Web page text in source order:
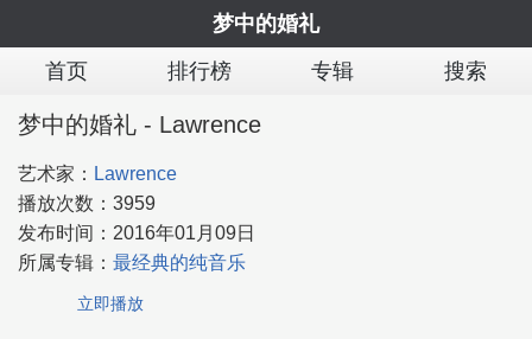
梦中的婚礼
首页
排行榜 专辑 搜索
梦中的婚礼 - Lawrence
艺术家： Lawrence
播放次数： 3959
发布时间： 2016年01月09日
所属专辑： 最经典的纯音乐
立即播放